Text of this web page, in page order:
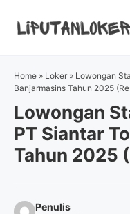
Home » Loker » Lowongan
Banjarmasins Tahun 2025
Lowongan
PT Siantar
Tahun 2025
Penulis